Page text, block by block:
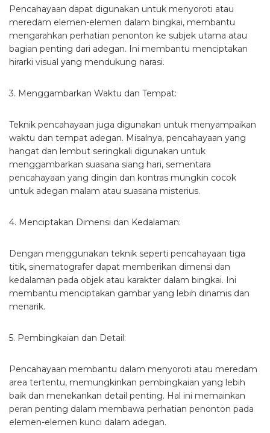
Pencahayaan dapat digunakan untuk menyoroti atau
meredam elemen-elemen dalam bingkai, membantu
mengarahkan perhatian penonton ke subjek utama atau
bagian penting dari adegan. Ini membantu menciptakan
hirarki visual yang mendukung narasi.
3. Menggambarkan Waktu dan Tempat:
Teknik pencahayaan juga digunakan untuk menyampaikan
waktu dan tempat adegan. Misalnya, pencahayaan yang
hangat dan lembut seringkali digunakan untuk
menggambarkan suasana siang hari, sementara
pencahayaan yang dingin dan kontras mungkin cocok
untuk adegan malam atau suasana misterius.
4. Menciptakan Dimensi dan Kedalaman:
Dengan menggunakan teknik seperti pencahayaan tiga
titik, sinematografer dapat memberikan dimensi dan
kedalaman pada objek atau karakter dalam bingkai. Ini
membantu menciptakan gambar yang lebih dinamis dan
menarik.
5. Pembingkaian dan Detail:
Pencahayaan membantu dalam menyoroti atau meredam
area tertentu, memungkinkan pembingkaian yang lebih
baik dan menekankan detail penting. Hal ini memainkan
peran penting dalam membawa perhatian penonton pada
elemen-elemen kunci dalam adegan.